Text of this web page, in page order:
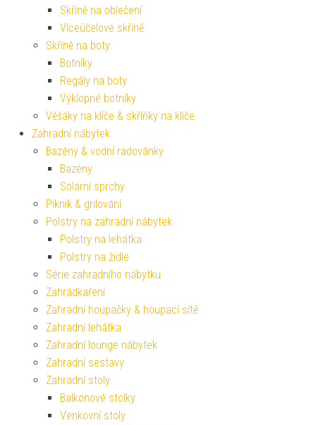
Skříně na oblečení
Víceúčelové skříně
Skříně na boty
Botníky
Regály na boty
Výklopné botníky
Věšáky na klíče & skříňky na klíče
Zahradní nábytek
Bazény & vodní radovánky
Bazény
Solární sprchy
Piknik & grilování
Polstry na zahradní nábytek
Polstry na lehátka
Polstry na židle
Série zahradního nábytku
Zahrádkaření
Zahradní houpačky & houpací sítě
Zahradní lehátka
Zahradní lounge nábytek
Zahradní sestavy
Zahradní stoly
Balkonové stolky
Venkovní stoly